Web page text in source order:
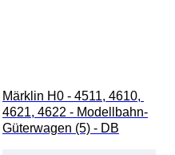
Märklin H0 - 4511, 4610,
4621, 4622 - Modellbahn-
Güterwagen (5) - DB